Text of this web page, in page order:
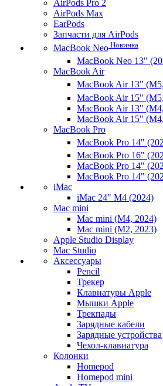
AirPods Pro 2
AirPods Max
EarPods
Запчасти для AirPods
MacBook Neo Новинка
MacBook Neo 13"
MacBook Air
MacBook Air 13"
MacBook Air 15"
MacBook Air 13"
MacBook Air 15"
MacBook Pro
MacBook Pro 14"
MacBook Pro 16"
MacBook Pro 14"
MacBook Pro 14"
iMac
iMac 24" M4 (2024)
Mac mini
Mac mini (M4, 2024)
Mac mini (M2, 2023)
Apple Studio Display
Mac Studio
Аксессуары
Pencil
Трекер
Клавиатуры Apple
Мышки Apple
Трекпады
Зарядные кабели
Зарядные устройства
Чехол-клавиатура
Колонки
Homepod
Homepod mini